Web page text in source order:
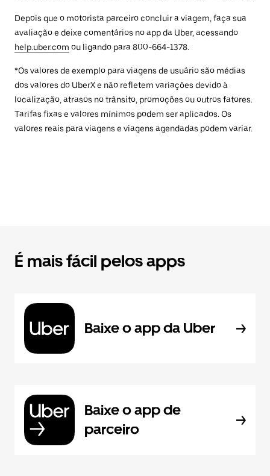
Depois que o motorista parceiro concluir a viagem, faça sua
avaliação e deixe comentários no app da Uber, acessando
help.uber.com ou ligando para 800-664-1378.
*Os valores de exemplo para viagens de usuário são médias
dos valores do UberX e não refletem variações devido à
localização, atrasos no trânsito, promoções ou outros fatores.
Tarifas fixas e valores mínimos podem ser aplicados. Os
valores reais para viagens e viagens agendadas podem variar.
É mais fácil pelos apps
Baixe o app da Uber
Baixe o app de
parceiro